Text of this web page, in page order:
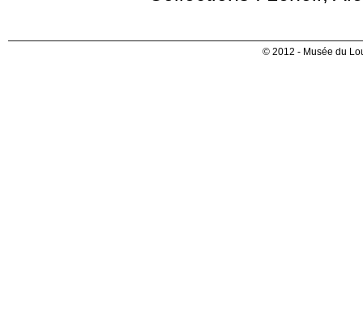
© 2012 - Musée du